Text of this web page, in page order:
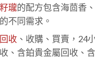
瓏的配方包含海茴香
不同需求。
收、收購、買賣，24
、含鉑貴金屬回收、